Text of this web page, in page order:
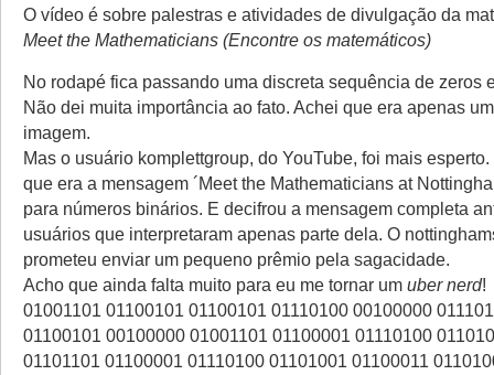
O vídeo é sobre palestras e atividades de divulgação da
Meet the Mathematicians (Encontre os matemáticos)
No rodapé fica passando uma discreta sequência de zeros
Não dei muita importância ao fato. Achei que era apenas
imagem.
Mas o usuário komplettgroup, do YouTube, foi mais
que era a mensagem ´Meet the Mathematicians at
para números binários. E decifrou a mensagem completa
usuários que interpretaram apenas parte dela. O
prometeu enviar um pequeno prêmio pela sagacidade.
Acho que ainda falta muito para eu me tornar um uber nerd!
01001101 01100101 01100101 01110100 00100000
01100101 00100000 01001101 01100001 01110100
01101101 01100001 01110100 01101001 01100011